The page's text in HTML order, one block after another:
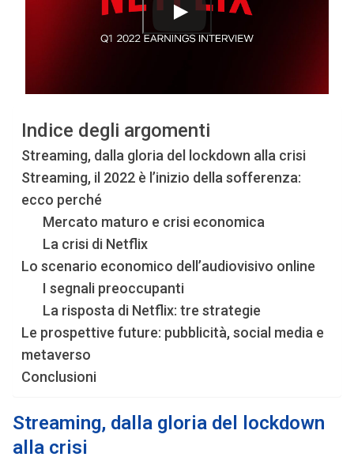
Indice degli argomenti
Streaming, dalla gloria del lockdown alla crisi
Streaming, il 2022 è l’inizio della sofferenza:
ecco perché
Mercato maturo e crisi economica
La crisi di Netflix
Lo scenario economico dell’audiovisivo online
I segnali preoccupanti
La risposta di Netflix: tre strategie
Le prospettive future: pubblicità, social media e
metaverso
Conclusioni
Streaming, dalla gloria del lockdown
alla crisi